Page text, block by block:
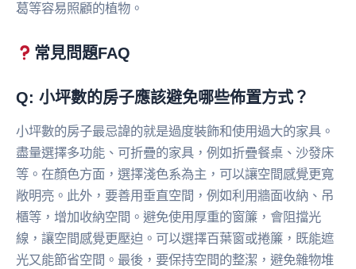
葛等容易照顧的植物。
常見問題FAQ
Q: 小坪數的房子應該避免哪些佈置方式？
小坪數的房子最忌諱的就是過度裝飾和使用過大的家具。
盡量選擇多功能、可折疊的家具，例如折疊餐桌、沙發床
等。在顏色方面，選擇淺色系為主，可以讓空間感覺更寬
敞明亮。此外，要善用垂直空間，例如利用牆面收納、吊
櫃等，增加收納空間。避免使用厚重的窗簾，會阻擋光
線，讓空間感覺更壓迫。可以選擇百葉窗或捲簾，既能遮
光又能節省空間。最後，要保持空間的整潔，避免雜物堆